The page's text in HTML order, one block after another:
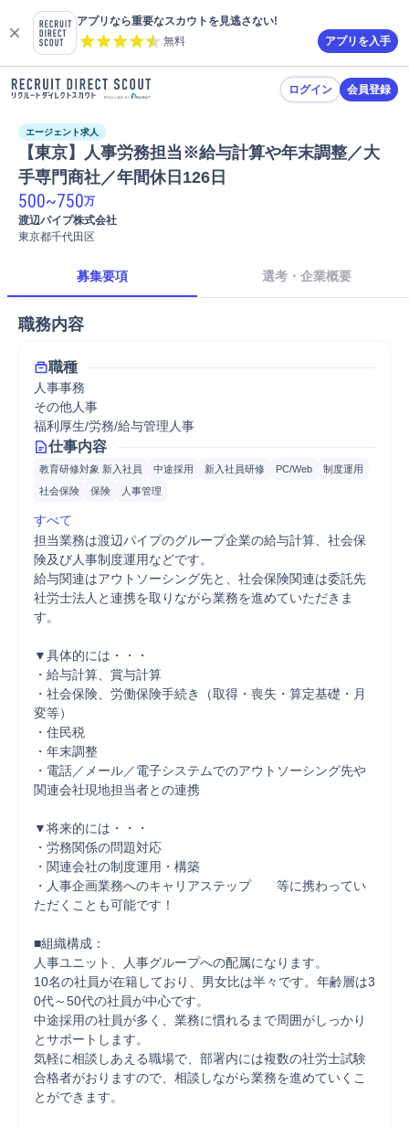
アプリなら重要なスカウトを見逃さない!
無料
アプリを入手
ログイン 会員登録
エージェント求人
【東京】人事労務担当※給与計算や年末調整／大
手専門商社／年間休日126日
500~750万
渡辺パイプ株式会社
東京都千代田区
募集要項 選考・企業概要
職務内容
職種
人事事務
その他人事
福利厚生/労務/給与管理人事
仕事内容
教育研修対象 新入社員 中途採用 新入社員研修 PC/Web
制度運用
社会保険
保険 人事管理
すべて
担当業務は渡辺パイプのグループ企業の給与計算、社会保
険及び人事制度運用などです。
給与関連はアウトソーシング先と、社会保険関連は委託先
社労士法人と連携を取りながら業務を進めていただきま
す。
▼具体的には・・・
・給与計算、賞与計算
・社会保険、労働保険手続き（取得・喪失・算定基礎・月
変等）
・住民税
・年末調整
・電話／メール／電子システムでのアウトソーシング先や
関連会社現地担当者との連携
▼将来的には・・・
・労務関係の問題対応
・関連会社の制度運用・構築
・人事企画業務へのキャリアステップ　　等に携わってい
ただくことも可能です！
■組織構成：
人事ユニット、人事グループへの配属になります。
10名の社員が在籍しており、男女比は半々です。年齢層は3
0代～50代の社員が中心です。
中途採用の社員が多く、業務に慣れるまで周囲がしっかり
とサポートします。
気軽に相談しあえる職場で、部署内には複数の社労士試験
合格者がおりますので、相談しながら業務を進めていくこ
とができます。